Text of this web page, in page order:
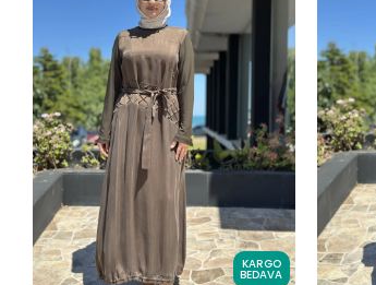
KARGO
BEDAVA